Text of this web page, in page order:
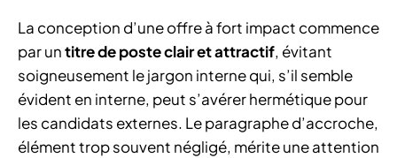
La conception d’une offre à fort impact commence
par untitre de poste clair et attractif, évitant
soigneusement le jargon interne qui, s’il semble
évident en interne, peut s’avérer hermétique pour
les candidats externes. Le paragraphe d’accroche,
élément trop souvent négligé, mérite une attention